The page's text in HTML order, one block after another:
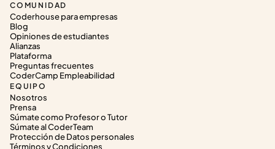
COMUNIDAD
Coderhouse para empresas
Blog
Opiniones de estudiantes
Alianzas
Plataforma
Preguntas frecuentes
CoderCamp Empleabilidad
EQUIPO
Nosotros
Prensa
Súmate como Profesor o Tutor
Súmate al CoderTeam
Protección de Datos personales
Términos y Condiciones